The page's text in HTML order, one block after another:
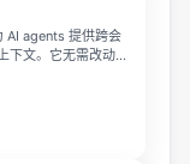
AI agents 提供跨会
下文。它无需改动现